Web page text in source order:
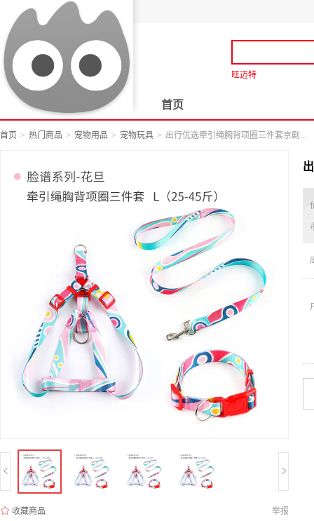
旺迈特
首页
首页 热门商品 宠物用品 宠物玩具 出行优选牵引绳胸背项圈三件套京剧...
收藏商品 举报